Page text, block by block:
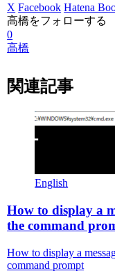
X Facebook Hatena
高橋をフォローする
0
高橋
関連記事
English
How to display a
the command
How to display a
command prompt